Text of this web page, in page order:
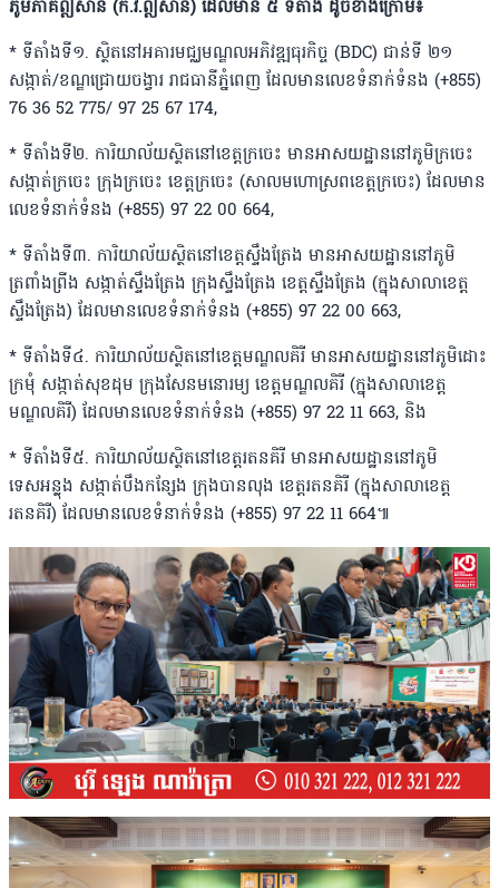
ភូមិភាគឦសាន (ក.វ.ឦសាន) ដែលមាន ៥ ទីតាំង ដូចខាងក្រោម៖
* ទីតាំងទី១. ស្ថិតនៅអគារមជ្ឈមណ្ឌលអភិវឌ្ឍធុរកិច្ច (BDC) ជាន់ទី ២១
សង្កាត់/ខណ្ឌជ្រោយចង្វារ រាជធានីភ្នំពេញ ដែលមានលេខទំនាក់ទំនង (+855)
76 36 52 775/ 97 25 67 174,
* ទីតាំងទី២. ការិយាល័យស្ថិតនៅខេត្តក្រចេះ មានអាសយដ្ឋាននៅភូមិក្រចេះ
សង្កាត់ក្រចេះ ក្រុងក្រចេះ ខេត្តក្រចេះ (សាលមហោស្រពខេត្តក្រចេះ) ដែលមាន
លេខទំនាក់ទំនង (+855) 97 22 00 664,
* ទីតាំងទី៣. ការិយាល័យស្ថិតនៅខេត្តស្ទឹងត្រែង មានអាសយដ្ឋាននៅភូមិ
ត្រពាំងព្រីង សង្កាត់ស្ទឹងត្រែង ក្រុងស្ទឹងត្រែង ខេត្តស្ទឹងត្រែង (ក្នុងសាលាខេត្ត
ស្ទឹងត្រែង) ដែលមានលេខទំនាក់ទំនង (+855) 97 22 00 663,
* ទីតាំងទី៤. ការិយាល័យស្ថិតនៅខេត្តមណ្ឌលគិរី មានអាសយដ្ឋាននៅភូមិដោះ
ក្រមុំ សង្កាត់សុខដុម ក្រុងសែនមនោរម្យ ខេត្តមណ្ឌលគិរី (ក្នុងសាលាខេត្ត
មណ្ឌលគិរី) ដែលមានលេខទំនាក់ទំនង (+855) 97 22 11 663, និង
* ទីតាំងទី៥. ការិយាល័យស្ថិតនៅខេត្តរតនគិរី មានអាសយដ្ឋាននៅភូមិ
ទេសអន្លុង សង្កាត់បឹងកន្សែង ក្រុងបានលុង ខេត្តរតនគិរី (ក្នុងសាលាខេត្ត
រតនគិរី) ដែលមានលេខទំនាក់ទំនង (+855) 97 22 11 664៕